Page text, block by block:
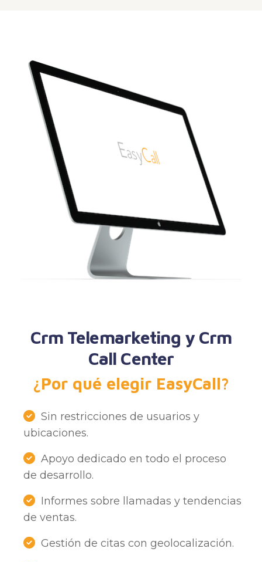
Crm Telemarketing y Crm
Call Center
¿Por qué elegir EasyCall?
Sin restricciones de usuarios y
ubicaciones.
Apoyo dedicado en todo el proceso
de desarrollo.
Informes sobre llamadas y tendencias
de ventas.
Gestión de citas con geolocalización.